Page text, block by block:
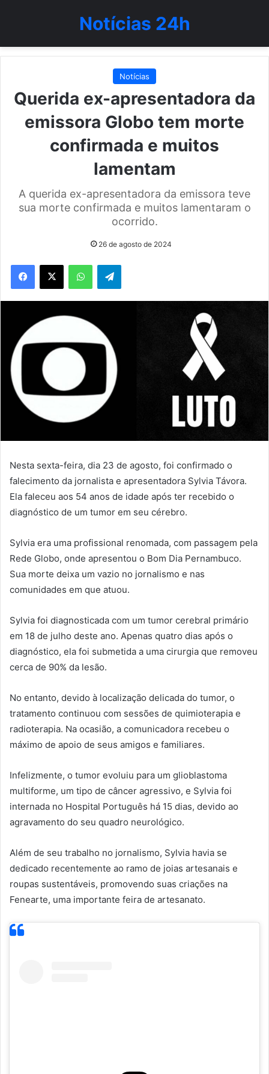
Notícias 24h
Notícias
Querida ex-apresentadora da
emissora Globo tem morte
confirmada e muitos
lamentam
A querida ex-apresentadora da emissora teve
sua morte confirmada e muitos lamentaram o
ocorrido.
26 de agosto de 2024
WhatsAppTelegram
Nesta sexta-feira, dia 23 de agosto, foi confirmado o
falecimento da jornalista e apresentadora Sylvia Távora.
Ela faleceu aos 54 anos de idade após ter recebido o
diagnóstico de um tumor em seu cérebro.
Sylvia era uma profissional renomada, com passagem pela
Rede Globo, onde apresentou o Bom Dia Pernambuco.
Sua morte deixa um vazio no jornalismo e nas
comunidades em que atuou.
Sylvia foi diagnosticada com um tumor cerebral primário
em 18 de julho deste ano. Apenas quatro dias após o
diagnóstico, ela foi submetida a uma cirurgia que removeu
cerca de 90% da lesão.
No entanto, devido à localização delicada do tumor, o
tratamento continuou com sessões de quimioterapia e
radioterapia. Na ocasião, a comunicadora recebeu o
máximo de apoio de seus amigos e familiares.
Infelizmente, o tumor evoluiu para um glioblastoma
multiforme, um tipo de câncer agressivo, e Sylvia foi
internada no Hospital Português há 15 dias, devido ao
agravamento do seu quadro neurológico.
Além de seu trabalho no jornalismo, Sylvia havia se
dedicado recentemente ao ramo de joias artesanais e
roupas sustentáveis, promovendo suas criações na
Fenearte, uma importante feira de artesanato.